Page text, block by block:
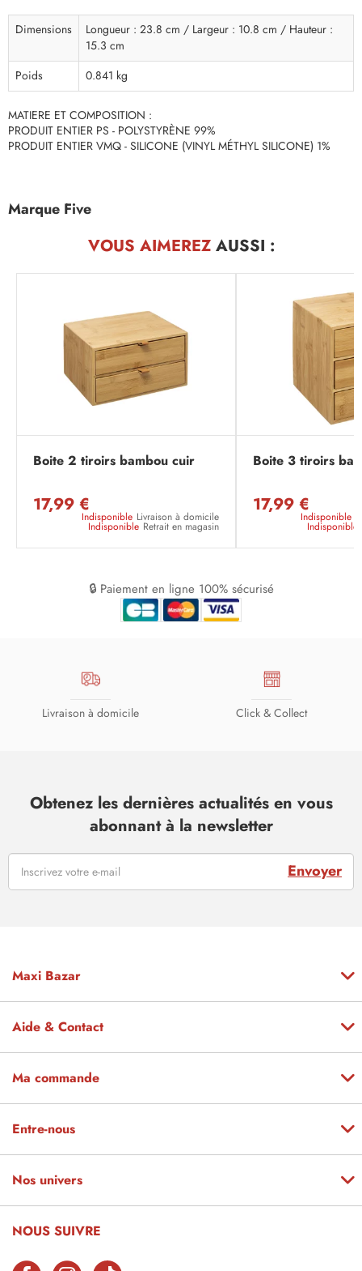
Dimensions
Longueur : 23.8 cm / Largeur : 10.8 cm / Hauteur :
15.3 cm
Poids
0.841 kg
MATIERE ET COMPOSITION :
PRODUIT ENTIER PS - POLYSTYRÈNE 99%
PRODUIT ENTIER VMQ - SILICONE (VINYL MÉTHYL SILICONE) 1%
Marque Five
VOUS AIMEREZAUSSI :
Boite 2 tiroirs bambou cuir
17,99 €
Indisponible Livraison à domicile
Indisponible Retrait en magasin
Boite 3 tiroirs
17,99 €
Indisponible
Indisponible
🔒 Paiement en ligne 100% sécurisé
Livraison à domicile Click & Collect
Obtenez les dernières actualités en vous
abonnant à la newsletter
Envoyer
Maxi Bazar
Aide & Contact
Ma commande
Entre-nous
Nos univers
NOUS SUIVRE